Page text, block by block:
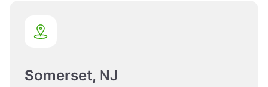
Somerset, NJ